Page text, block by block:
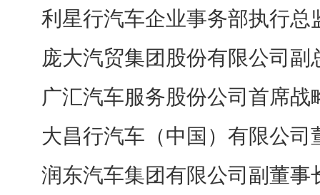
利星行汽车企业事务部执行总
庞大汽贸集团股份有限公司副
广汇汽车服务股份公司首席战
大昌行汽车（中国）有限公司
润东汽车集团有限公司副董事